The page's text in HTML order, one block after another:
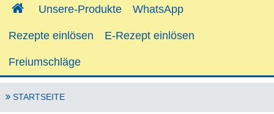
Unsere-Produkte WhatsApp
Rezepte einlösen E-Rezept einlösen
Freiumschläge
STARTSEITE